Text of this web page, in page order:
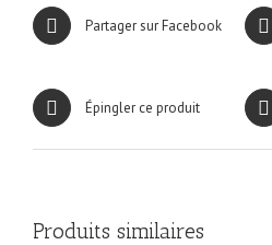
Partager sur Facebook
Épingler ce produit
Produits similaires